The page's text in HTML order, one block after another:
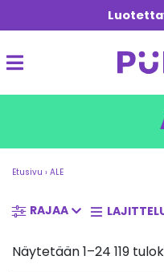
Etusivu › ALE
RAJAA
Näytetään 1–24 119